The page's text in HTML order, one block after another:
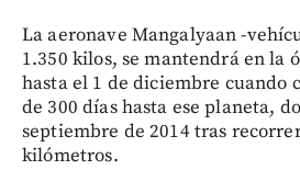
La aeronave Mangalyaan -
1.350 kilos, se mantendrá en la
hasta el 1 de diciembre cuando
de 300 días hasta ese planeta,
septiembre de 2014 tras
kilómetros.